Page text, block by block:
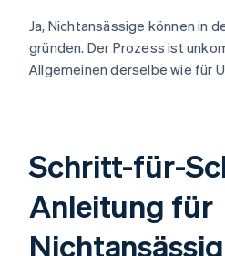
Ja, Nichtansässige können in
gründen. Der Prozess ist
Allgemeinen derselbe wie für
Schritt-für-
Anleitung für